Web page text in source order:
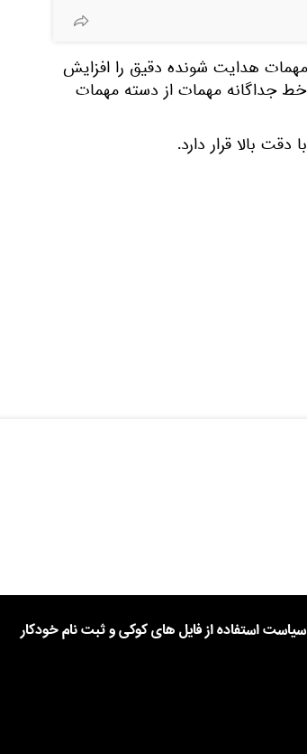
مهمات هدایت شونده دقیق را افزایش
خط جداگانه مهمات از دسته مهمات
بالا قرار دارد.
سیاست استفاده از فایل های کوکی و ثبت نام خودکار